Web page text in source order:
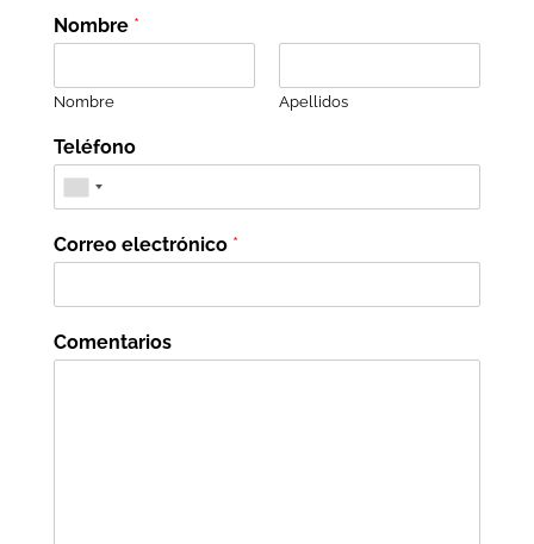
Nombre *
Nombre Apellidos
Teléfono
Correo electrónico *
Comentarios